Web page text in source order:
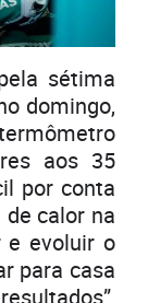
sétima
domingo,
aos 35
por conta
calor na
e evoluir o
para casa